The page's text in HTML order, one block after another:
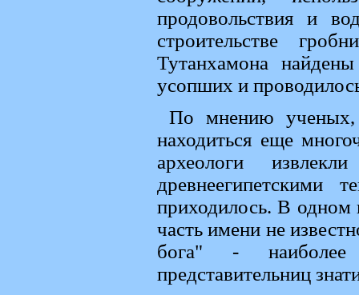
продовольствия и
строительстве
Тутанхамона
усопших и
По мнению ученых,
находиться еще
археологи
древнеегипетскими
приходилось. В одном
часть имени не
бога" - наиболее
представительниц